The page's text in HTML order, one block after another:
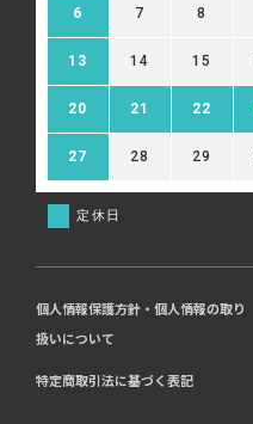
6 7 8
13 14 15
20 21 22
27 28 29
定休日
個人情報保護方針・個人情報の取り
扱いについて
特定商取引法に基づく表記